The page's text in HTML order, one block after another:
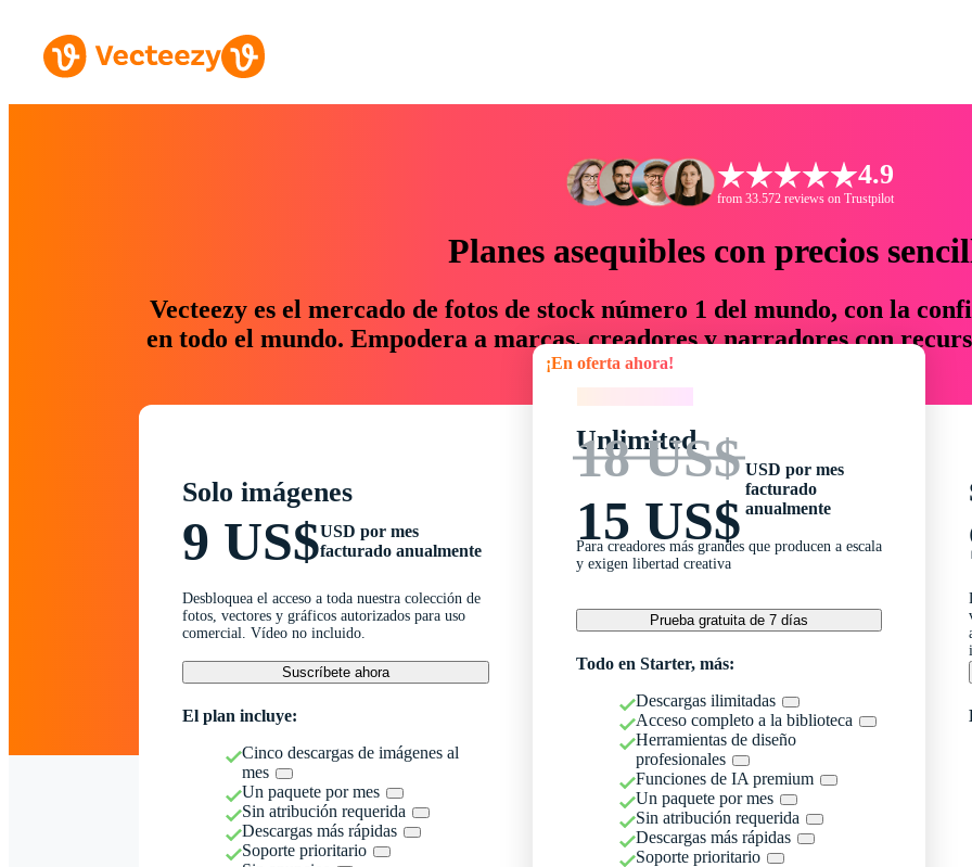
4.9
from 33.572 reviews on Trustpilot
Planes asequibles con precios
Vecteezy es el mercado de fotos de stock número 1 del mundo, con la
en todo el mundo. Empodera a marcas, creadores y narradores con
un 76 % en tiempo y presupuesto.
Solo imágenes
9 US$USD por mes
facturado anualmente
Desbloquea el acceso a toda nuestra colección de
fotos, vectores y gráficos autorizados para uso
comercial. Vídeo no incluido.
Suscríbete ahora
El plan incluye:
Cinco descargas de imágenes al
mes
Un paquete por mes
Sin atribución requerida
Descargas más rápidas
Soporte prioritario
¡En oferta ahora!
Unlimited
18 US$
15 US$
USD por mes
facturado
anualmente
Para creadores más grandes que producen a escala
y exigen libertad creativa
Prueba gratuita de 7 días
Todo en Starter, más:
Descargas ilimitadas
Acceso completo a la biblioteca
Herramientas de diseño
profesionales
Funciones de IA premium
Un paquete por mes
Sin atribución requerida
Descargas más rápidas
Soporte prioritario